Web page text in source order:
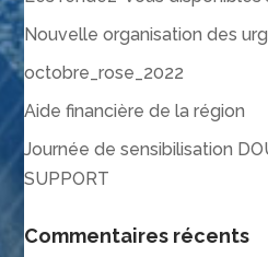
Nouvelle organisation des
octobre_rose_2022
Aide financière de la région
Journée de sensibilisation
SUPPORT
Commentaires récents